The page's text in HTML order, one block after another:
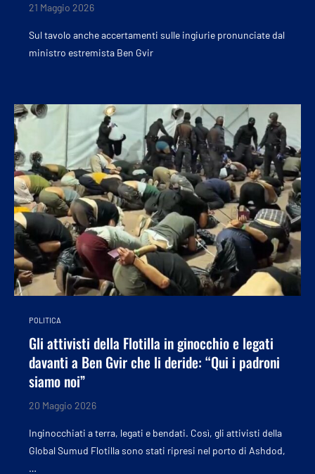
21 Maggio 2026
Sul tavolo anche accertamenti sulle ingiurie pronunciate dal
ministro estremista Ben Gvir
POLITICA
Gli attivisti della Flotilla in ginocchio e legati
davanti a Ben Gvir che li deride: “Qui i padroni
siamo noi”
20 Maggio 2026
Inginocchiati a terra, legati e bendati. Così, gli attivisti della
Global Sumud Flotilla sono stati ripresi nel porto di Ashdod,
…